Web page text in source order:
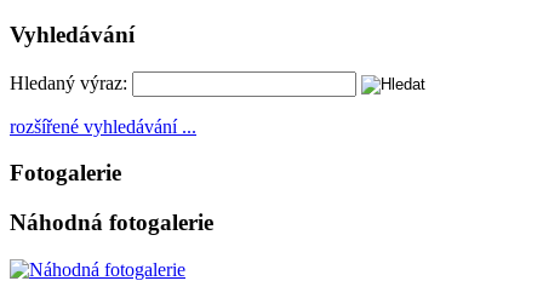
Vyhledávání
Hledaný výraz:
rozšířené vyhledávání ...
Fotogalerie
Náhodná fotogalerie